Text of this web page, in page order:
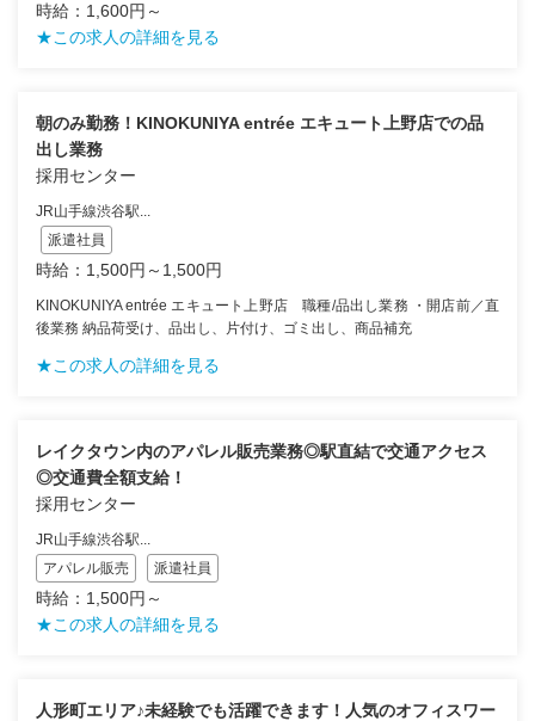
時給：1,600円～
★この求人の詳細を見る
朝のみ勤務！KINOKUNIYA entrée エキュート上野店での品
出し業務
採用センター
JR山手線渋谷駅...
派遣社員
時給：1,500円～1,500円
KINOKUNIYA entrée エキュート上野店 職種/品出し業務 ・開店前／直
後業務 納品荷受け、品出し、片付け、ゴミ出し、商品補充
★この求人の詳細を見る
レイクタウン内のアパレル販売業務◎駅直結で交通アクセス
◎交通費全額支給！
採用センター
JR山手線渋谷駅...
アパレル販売
派遣社員
時給：1,500円～
★この求人の詳細を見る
人形町エリア♪未経験でも活躍できます！人気のオフィスワー